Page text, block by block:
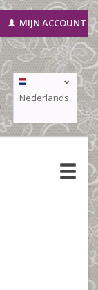
MIJN ACCOUNT
Nederlands
Deutsch